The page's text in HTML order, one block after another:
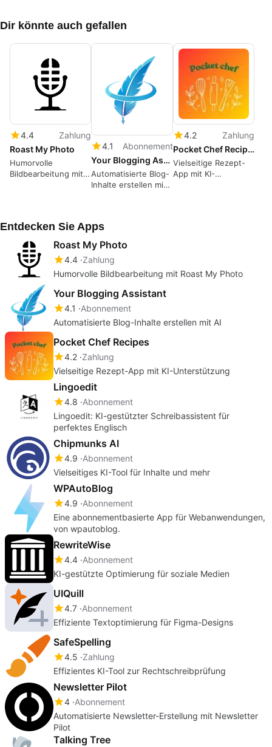
Dir könnte auch gefallen
4.4
Zahlung
Roast My Photo
Humorvolle
Bildbearbeitung mit
4.1
Abonnement
Your Blogging Assistant
Automatisierte Blog-
Inhalte erstellen mit
4.2
Zahlung
Pocket Chef Recipes
Vielseitige Rezept-
App mit KI-
Entdecken Sie Apps
Roast My Photo
4.4 Zahlung
Humorvolle Bildbearbeitung mit Roast My Photo
Your Blogging Assistant
4.1
Abonnement
Automatisierte Blog-Inhalte erstellen mit AI
Pocket Chef Recipes
4.2 Zahlung
Vielseitige Rezept-App mit KI-Unterstützung
Lingoedit
4.8 Abonnement
Lingoedit: KI-gestützter Schreibassistent für
perfektes Englisch
Chipmunks AI
4.9 Abonnement
Vielseitiges KI-Tool für Inhalte und mehr
WPAutoBlog
4.9 Abonnement
Eine abonnementbasierte App für Webanwendungen,
von wpautoblog.
RewriteWise
4.4 Abonnement
KI-gestützte Optimierung für soziale Medien
UIQuill
4.7 Abonnement
Effiziente Textoptimierung für Figma-Designs
SafeSpelling
4.5 Zahlung
Effizientes KI-Tool zur Rechtschreibprüfung
Newsletter Pilot
4 Abonnement
Automatisierte Newsletter-Erstellung mit Newsletter
Pilot
Talking Tree